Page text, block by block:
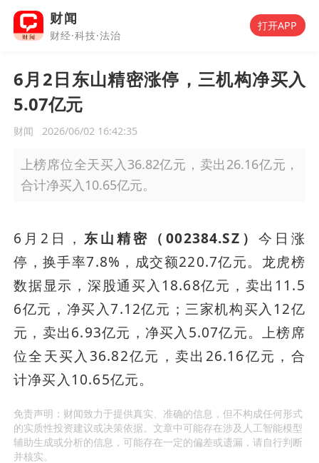
财闻
财经·科技·法治
打开APP
6月2日东山精密涨停，三机构净买入
5.07亿元
财闻 2026/06/02 16:42:35
上榜席位全天买入36.82亿元，卖出26.16亿元，
合计净买入10.65亿元。
6月2日， 东山精密（002384.SZ） 今日涨
停，换手率7.8%，成交额220.7亿元。龙虎榜
数据显示，深股通买入18.68亿元，卖出11.5
6亿元，净买入7.12亿元；三家机构买入12亿
元，卖出6.93亿元，净买入5.07亿元。上榜席
位全天买入36.82亿元，卖出26.16亿元，合
计净买入10.65亿元。
免责声明：财闻致力于提供真实、准确的信息，但不构成任何形式
的实质性投资建议或决策依据。文章中可能存在涉及人工智能模型
辅助生成或分析的信息，可能存在一定的偏差或遗漏，请自行判断
并核实。